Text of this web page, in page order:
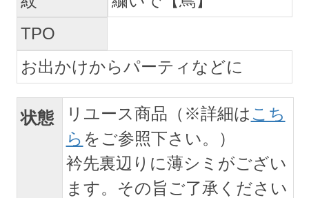
TPO
お出かけからパーティなどに
状態 リユース商品（※詳細は こち
ら をご参照下さい。）
衿先裏辺りに薄シミがござい
ます。その旨ご了承ください